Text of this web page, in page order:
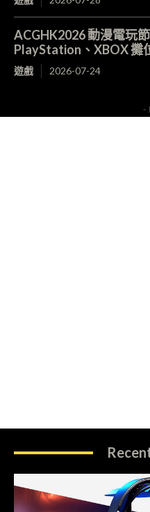
ACGHK2026 動漫電玩
PlayStation、XBOX 攤
遊戲 2026-07-24
-